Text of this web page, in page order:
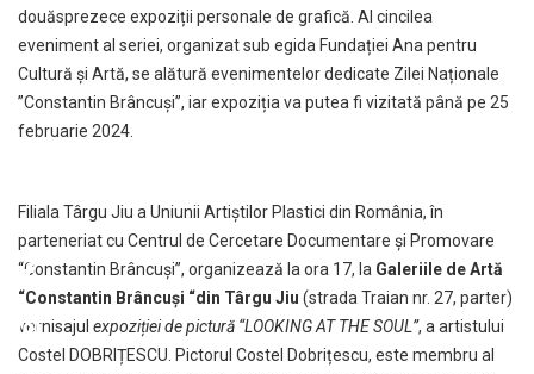
douăsprezece expoziții personale de grafică. Al cincilea
eveniment al seriei, organizat sub egida Fundației Ana pentru
Cultură și Artă, se alătură evenimentelor dedicate Zilei Naționale
”Constantin Brâncuși”, iar expoziția va putea fi vizitată până pe 25
februarie 2024.
Filiala Târgu Jiu a Uniunii Artiștilor Plastici din România, în
parteneriat cu Centrul de Cercetare Documentare și Promovare
“Constantin Brâncuși”, organizează la ora 17, la Galeriile de Artă
“Constantin Brâncuși “din Târgu Jiu (strada Traian nr. 27, parter)
vernisajul expoziției de pictură “LOOKING AT THE SOUL”, a artistului
Costel DOBRIȚESCU. Pictorul Costel Dobrițescu, este membru al